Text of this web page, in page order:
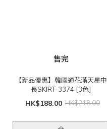
售完
【新品優惠】韓國通花滿天星中
長SKIRT-3374 [3色]
HK$188.00 HK$218.00